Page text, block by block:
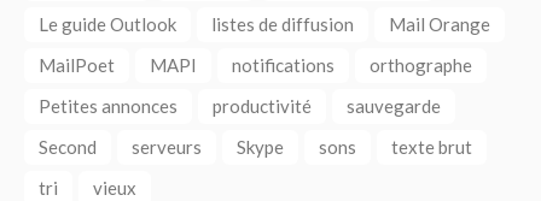
Le guide Outlook
listes de diffusion
Mail Orange
MailPoet
MAPI notifications
orthographe
Petites annonces
productivité
sauvegarde
Second
serveurs Skype sons
texte brut
tri
vieux